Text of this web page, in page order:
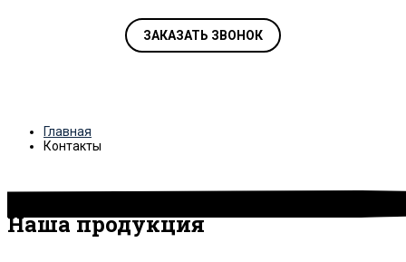
ЗАКАЗАТЬ ЗВОНОК
Главная
Контакты
Наша продукция